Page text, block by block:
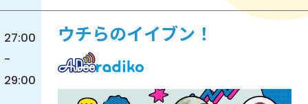
27:00
-
29:00
ウチらのイイブン！